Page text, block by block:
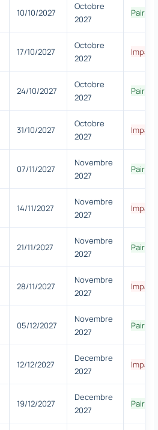
10/10/2027
Octobre
2027
Paire
17/10/2027
Octobre
2027
Impaire
24/10/2027
Octobre
2027
Paire
31/10/2027
Octobre
2027
Impaire
07/11/2027
Novembre
2027
Paire
14/11/2027
Novembre
2027
Impaire
21/11/2027
Novembre
2027
Paire
28/11/2027
Novembre
2027
Impaire
05/12/2027
Novembre
2027
Paire
12/12/2027
Decembre
2027
Impaire
19/12/2027
Decembre
2027
Paire